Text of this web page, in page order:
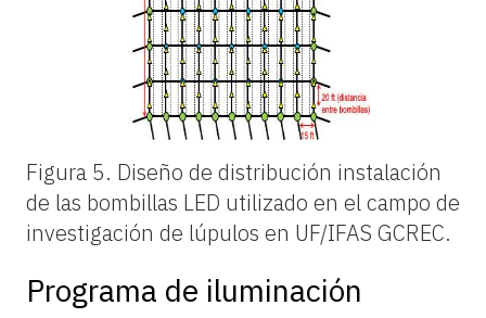
Figura 5. Diseño de distribución instalación
de las bombillas LED utilizado en el campo de
investigación de lúpulos en UF/IFAS GCREC.
Programa de iluminación